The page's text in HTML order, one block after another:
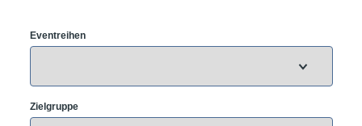
Eventreihen
Zielgruppe